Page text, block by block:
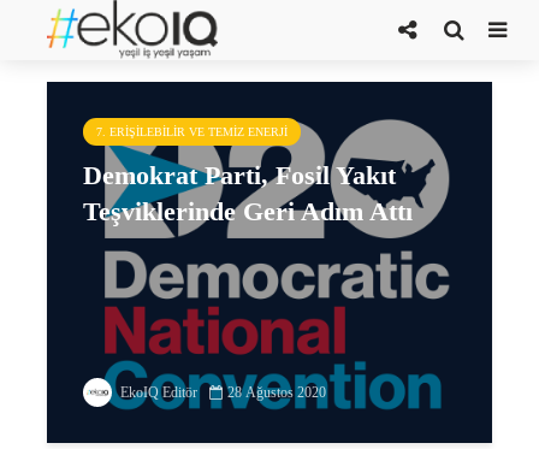
DNC
7. ERIŞILEBILIR VE TEMIZ ENERJI
Demokrat Parti, Fosil Yakıt
Teşviklerinde Geri Adım Attı
EkoIQ Editör 28 Ağustos 2020